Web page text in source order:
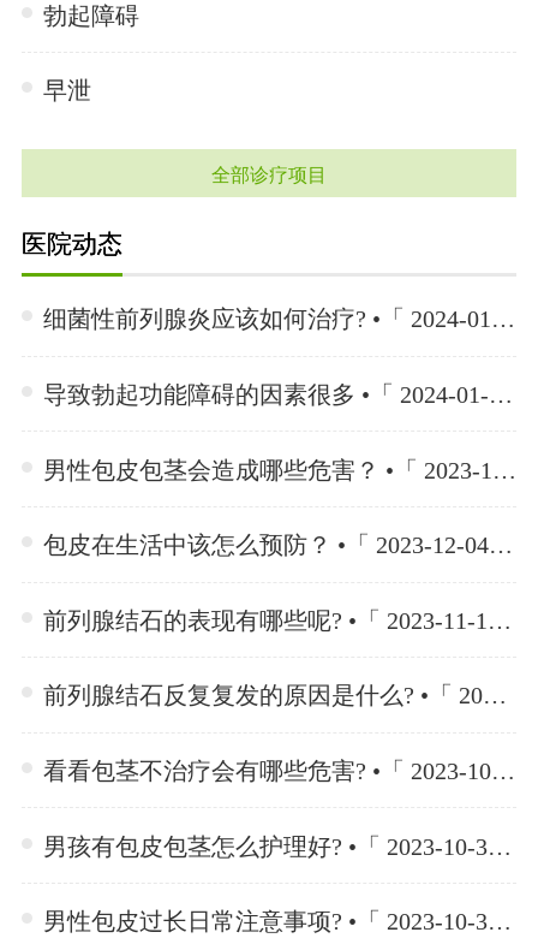
勃起障碍
早泄
全部诊疗项目
医院动态
细菌性前列腺炎应该如何治疗? •「 2024-01-15 」
导致勃起功能障碍的因素很多 •「 2024-01-15 」
男性包皮包茎会造成哪些危害？ •「 2023-12-04 」
包皮在生活中该怎么预防？ •「 2023-12-04 」
前列腺结石的表现有哪些呢? •「 2023-11-10 」
前列腺结石反复复发的原因是什么? •「 2023-11-10 」
看看包茎不治疗会有哪些危害? •「 2023-10-30 」
男孩有包皮包茎怎么护理好? •「 2023-10-30 」
男性包皮过长日常注意事项? •「 2023-10-30 」